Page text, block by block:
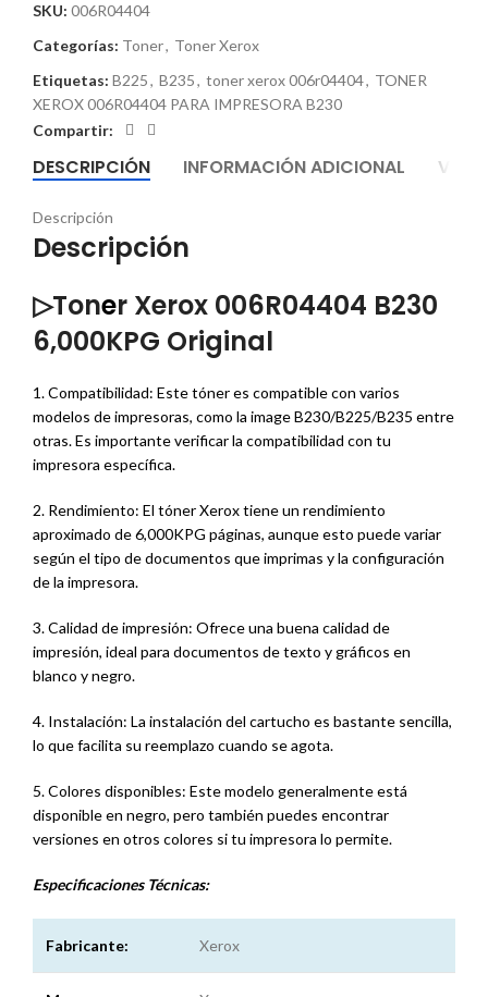
SKU: 006R04404
Categorías: Toner, Toner Xerox
Etiquetas: B225, B235, toner xerox 006r04404, TONER
XEROX 006R04404 PARA IMPRESORA B230
Compartir:
DESCRIPCIÓN INFORMACIÓN ADICIONAL
Descripción
Descripción
▷Toner Xerox 006R04404 B230
6,000KPG Original
1. Compatibilidad: Este tóner es compatible con varios
modelos de impresoras, como la image B230/B225/B235 entre
otras. Es importante verificar la compatibilidad con tu
impresora específica.
2. Rendimiento: El tóner Xerox tiene un rendimiento
aproximado de 6,000KPG páginas, aunque esto puede variar
según el tipo de documentos que imprimas y la configuración
de la impresora.
3. Calidad de impresión: Ofrece una buena calidad de
impresión, ideal para documentos de texto y gráficos en
blanco y negro.
4. Instalación: La instalación del cartucho es bastante sencilla,
lo que facilita su reemplazo cuando se agota.
5. Colores disponibles: Este modelo generalmente está
disponible en negro, pero también puedes encontrar
versiones en otros colores si tu impresora lo permite.
Especificaciones Técnicas:
Fabricante: Xerox